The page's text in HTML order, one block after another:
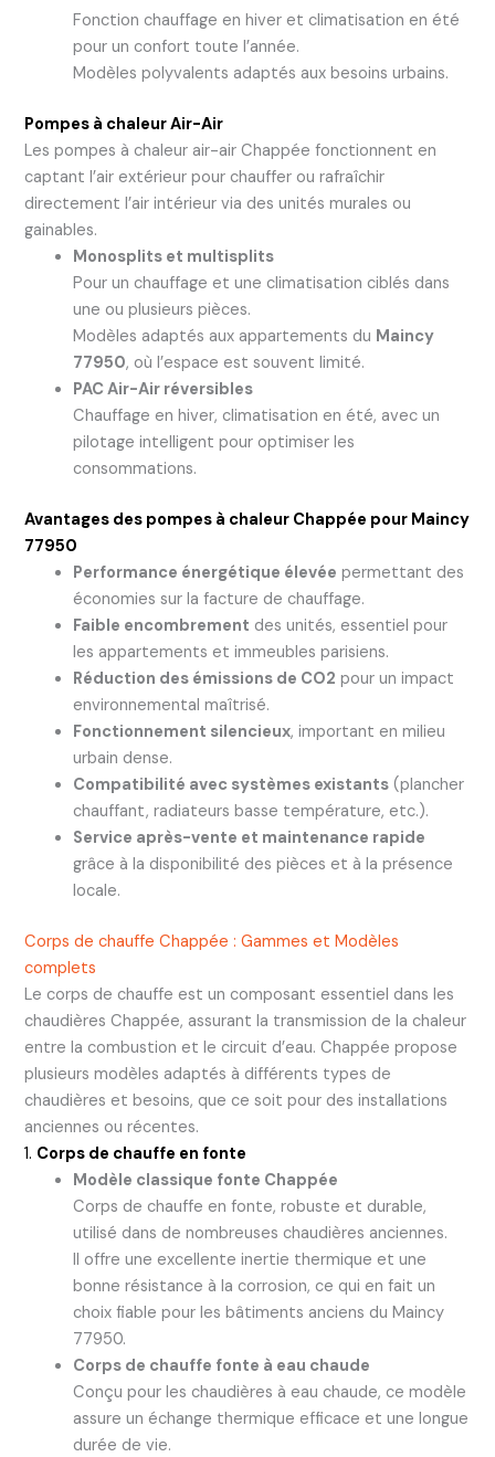
Fonction chauffage en hiver et climatisation en été
pour un confort toute l’année.
Modèles polyvalents adaptés aux besoins urbains.
Pompes à chaleur Air-Air
Les pompes à chaleur air-air Chappée fonctionnent en
captant l’air extérieur pour chauffer ou rafraîchir
directement l’air intérieur via des unités murales ou
gainables.
Monosplits et multisplits
Pour un chauffage et une climatisation ciblés dans
une ou plusieurs pièces.
Modèles adaptés aux appartements du Maincy
77950, où l’espace est souvent limité.
PAC Air-Air réversibles
Chauffage en hiver, climatisation en été, avec un
pilotage intelligent pour optimiser les
consommations.
Avantages des pompes à chaleur Chappée pour Maincy
77950
Performance énergétique élevée permettant des
économies sur la facture de chauffage.
Faible encombrement des unités, essentiel pour
les appartements et immeubles parisiens.
Réduction des émissions de CO2 pour un impact
environnemental maîtrisé.
Fonctionnement silencieux, important en milieu
urbain dense.
Compatibilité avec systèmes existants(plancher
chauffant, radiateurs basse température, etc.).
Service après-vente et maintenance rapide
grâce à la disponibilité des pièces et à la présence
locale.
Corps de chauffe Chappée : Gammes et Modèles
complets
Le corps de chauffe est un composant essentiel dans les
chaudières Chappée, assurant la transmission de la chaleur
entre la combustion et le circuit d’eau. Chappée propose
plusieurs modèles adaptés à différents types de
chaudières et besoins, que ce soit pour des installations
anciennes ou récentes.
1. Corps de chauffe en fonte
Modèle classique fonte Chappée
Corps de chauffe en fonte, robuste et durable,
utilisé dans de nombreuses chaudières anciennes.
Il offre une excellente inertie thermique et une
bonne résistance à la corrosion, ce qui en fait un
choix fiable pour les bâtiments anciens du Maincy
77950.
Corps de chauffe fonte à eau chaude
Conçu pour les chaudières à eau chaude, ce modèle
assure un échange thermique efficace et une longue
durée de vie.